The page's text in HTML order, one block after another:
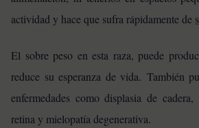
actividad y hace que sufra rápidamente de
El sobre peso en esta raza, puede
reduce su esperanza de vida. También
enfermedades como displasia de cadera,
retina y mielopatía degenerativa.